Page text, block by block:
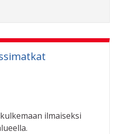
ilmaiseksi